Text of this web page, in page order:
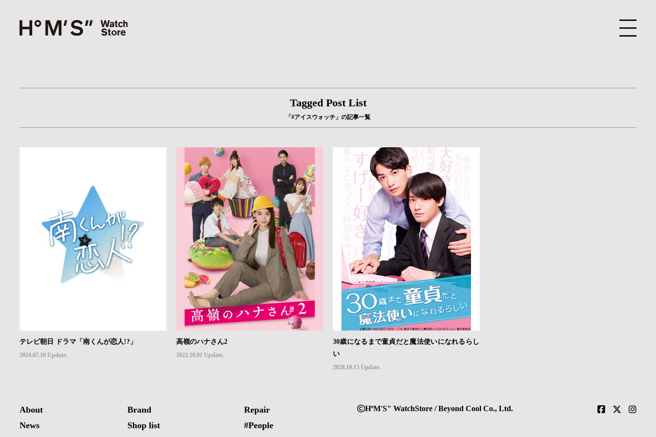
Tagged Post List
「#アイスウォッチ」の記事一覧
テレビ朝日 ドラマ「南くんが恋人!?」
2024.07.16 Update.
高嶺のハナさん2
2022.10.01 Update.
30歳になるまで童貞だと魔法使いになれるらし
い
2020.10.15 Update.
About
News
Brand
Shop list
Repair
#People
HºM'S" WatchStore / Beyond Cool Co., Ltd.